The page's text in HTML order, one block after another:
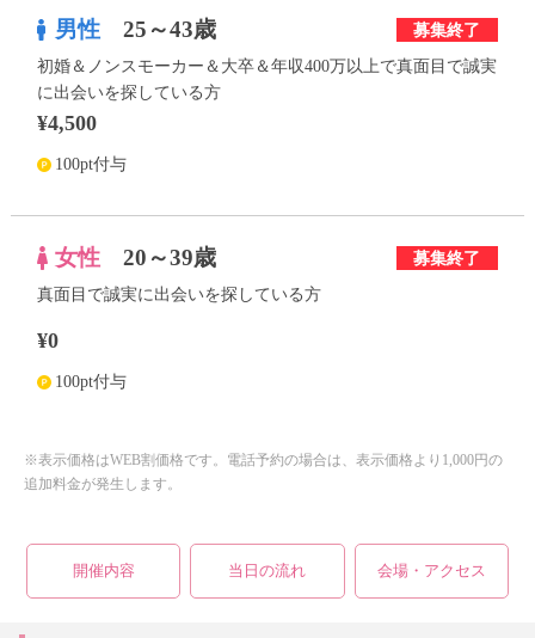
PR
おすすめの優良結婚相談所をご紹介
男性 25～43歳 募集終了
初婚＆ノンスモーカー＆大卒＆年収400万以上で真面目で誠実
に出会いを探している方
¥4,500
100pt付与
女性 20～39歳 募集終了
真面目で誠実に出会いを探している方
¥0
100pt付与
※表示価格はWEB割価格です。電話予約の場合は、表示価格より1,000円の
追加料金が発生します。
開催内容 当日の流れ 会場・アクセス